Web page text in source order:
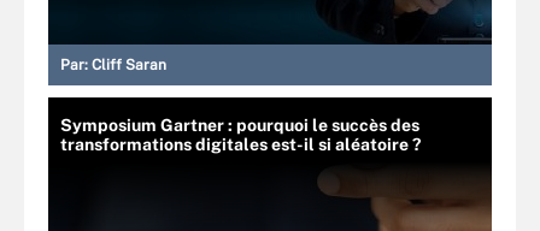
Par: Cliff Saran
Symposium Gartner : pourquoi le succès des
transformations digitales est-il si aléatoire ?